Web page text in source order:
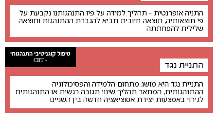
התניה אופרנטית - תהליך למידה על פיו התנהגותנו נקבעת על
פי תוצאותיה, תוצאה חיובית תביא להגברת ההתנהגות ותוצאה
שלילית להפחתתה
טיפול קוגניטיבי התנהגותי
- CBT
התניית נגד
התניית נגד היא מושג מתחום הלמידה והפסיכולוגיה
ההתנהגותית, המתאר תהליך שינוי תגובה רגשית או התנהגותית
לגירוי באמצעות יצירת אסוציאציה חדשה בין השניים